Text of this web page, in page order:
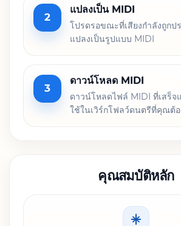
2
แปลงเป็น MIDI
โปรดรอขณะที่เสียงกำลังถูกป
แปลงเป็นรูปแบบ MIDI
3
ดาวน์โหลด MIDI
ดาวน์โหลดไฟล์ MIDI ที่เสร็จ
ใช้ในเวิร์กโฟลว์ดนตรีที่คุณต้อ
คุณสมบัติหลัก